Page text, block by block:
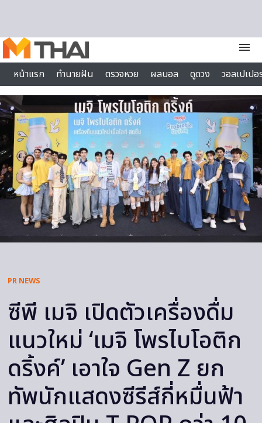
menu
หน้าแรก
ทำนายฝัน ตรวจหวย ผลบอล ดูดวง
วอลเปเป
ไลฟ์สไตล์
PR NEWS
ซีพี เมจิ เปิดตัวเครื่องดื่ม
แนวใหม่ ‘เมจิ โพรไบโอติก
ดริ้งค์’ เอาใจ Gen Z ยก
ทัพนักแสดงซีรีส์กี่หมื่นฟ้า